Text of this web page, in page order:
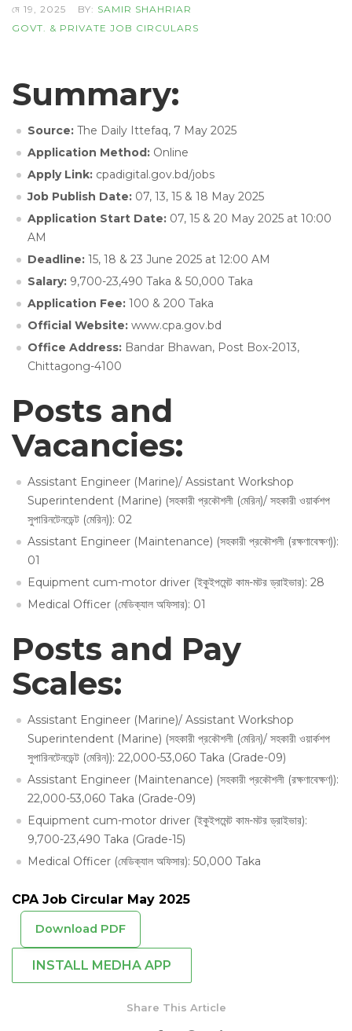
মে 19, 2025 BY: SAMIR SHAHRIAR
GOVT. & PRIVATE JOB CIRCULARS
Summary:
Source: The Daily Ittefaq, 7 May 2025
Application Method: Online
Apply Link: cpadigital.gov.bd/jobs
Job Publish Date: 07, 13, 15 & 18 May 2025
Application Start Date: 07, 15 & 20 May 2025 at 10:00
AM
Deadline: 15, 18 & 23 June 2025 at 12:00 AM
Salary: 9,700-23,490 Taka & 50,000 Taka
Application Fee: 100 & 200 Taka
Official Website: www.cpa.gov.bd
Office Address: Bandar Bhawan, Post Box-2013,
Chittagong-4100
Posts and
Vacancies:
Assistant Engineer (Marine)/ Assistant Workshop
Superintendent (Marine) (সহকারী প্রকৌশলী (মেরিন)/ সহকারী ওয়ার্কশপ
সুপারিনটেনডেন্ট (মেরিন)): 02
Assistant Engineer (Maintenance) (সহকারী প্রকৌশলী (রক্ষণাবেক্ষণ)):
01
Equipment cum-motor driver (ইকুইপমেন্ট কাম-মটর ড্রাইভার): 28
Medical Officer (মেডিক্যাল অফিসার): 01
Posts and Pay
Scales:
Assistant Engineer (Marine)/ Assistant Workshop
Superintendent (Marine) (সহকারী প্রকৌশলী (মেরিন)/ সহকারী ওয়ার্কশপ
সুপারিনটেনডেন্ট (মেরিন)): 22,000-53,060 Taka (Grade-09)
Assistant Engineer (Maintenance) (সহকারী প্রকৌশলী (রক্ষণাবেক্ষণ)):
22,000-53,060 Taka (Grade-09)
Equipment cum-motor driver (ইকুইপমেন্ট কাম-মটর ড্রাইভার):
9,700-23,490 Taka (Grade-15)
Medical Officer (মেডিক্যাল অফিসার): 50,000 Taka
CPA Job Circular May 2025
Download PDF
INSTALL MEDHA APP
Share This Article